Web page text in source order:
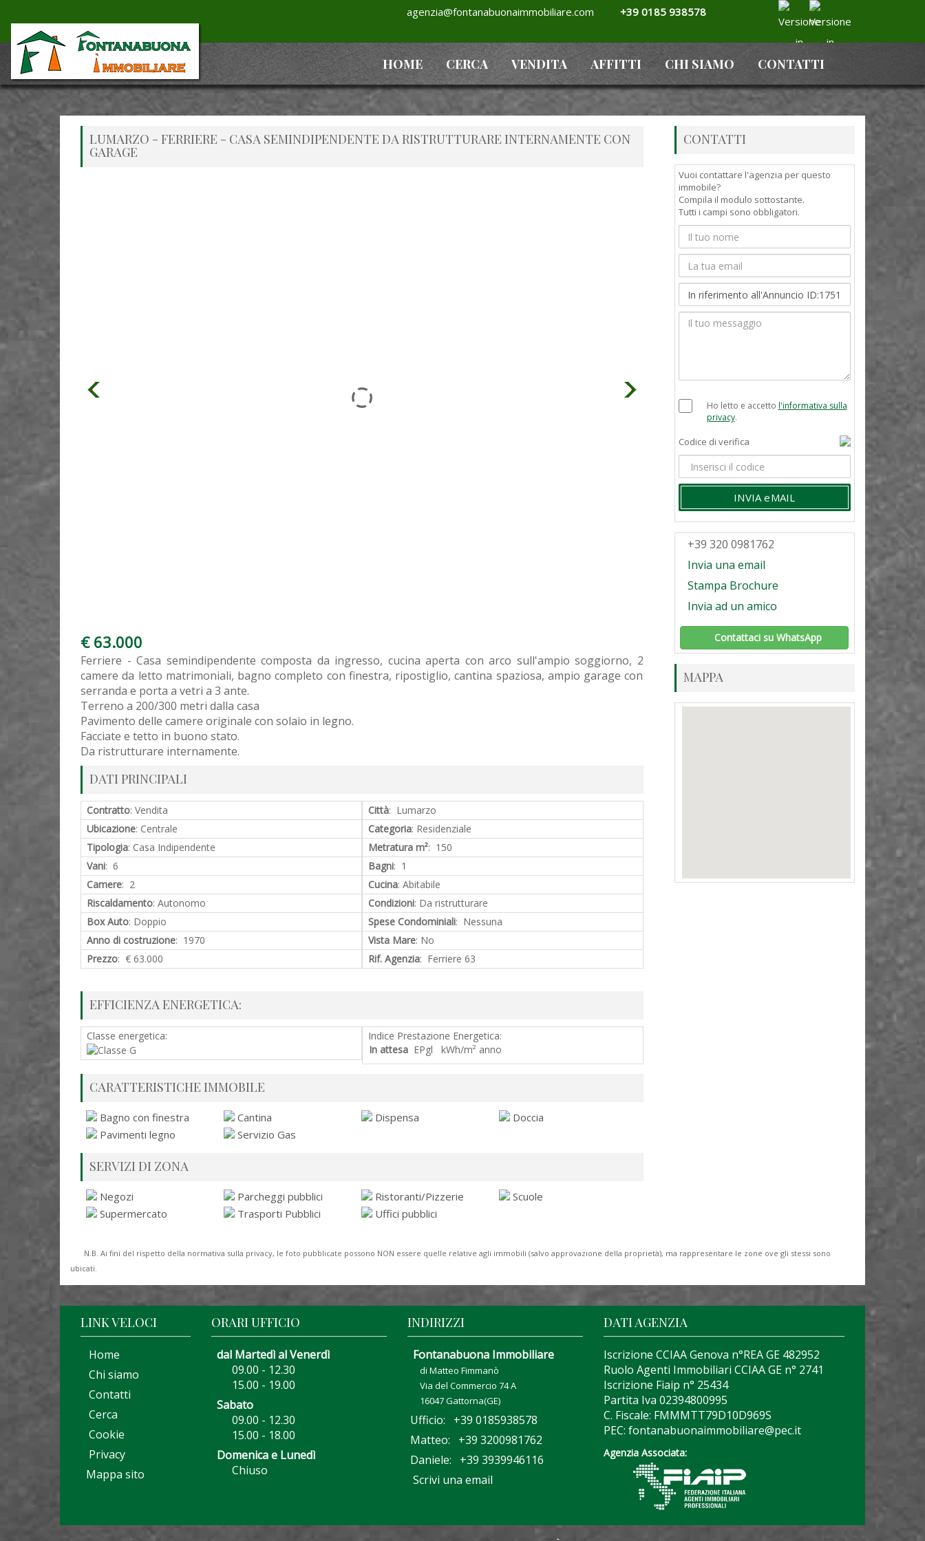
agenzia@fontanabuonaimmobiliare.com +39 0185 938578
HOME CERCA VENDITA AFFITTI CHI SIAMO CONTATTI
LUMARZO - FERRIERE - CASA SEMINDIPENDENTE DA RISTRUTTURARE INTERNAMENTE CON
GARAGE
€ 63.000
Ferriere - Casa semindipendente composta da ingresso, cucina aperta con arco sull'ampio soggiorno, 2
camere da letto matrimoniali, bagno completo con finestra, ripostiglio, cantina spaziosa, ampio garage con
serranda e porta a vetri a 3 ante.
Terreno a 200/300 metri dalla casa
Pavimento delle camere originale con solaio in legno.
Facciate e tetto in buono stato.
Da ristrutturare internamente.
DATI PRINCIPALI
Contratto: Vendita Città: Lumarzo
Ubicazione: Centrale Categoria: Residenziale
Tipologia: Casa Indipendente Metratura m²: 150
Vani: 6 Bagni: 1
Camere: 2 Cucina: Abitabile
Riscaldamento: Autonomo Condizioni: Da ristrutturare
Box Auto: Doppio Spese Condominiali: Nessuna
Anno di costruzione: 1970 Vista Mare: No
Prezzo: € 63.000 Rif. Agenzia: Ferriere 63
EFFICIENZA ENERGETICA:
Classe energetica:
Indice Prestazione Energetica:
In attesaEPgl kWh/m² anno
CARATTERISTICHE IMMOBILE
Bagno con finestra Cantina Dispensa
Doccia
Pavimenti legno
Servizio Gas
SERVIZI DI ZONA
Negozi Parcheggi pubblici Ristoranti/Pizzerie
Scuole
Supermercato
Trasporti Pubblici Uffici pubblici
CONTATTI
Vuoi contattare l'agenzia per questo
immobile?
Compila il modulo sottostante.
Tutti i campi sono obbligatori.
Ho letto e accetto l'informativa sulla
privacy.
Codice di verifica
INVIA eMAIL
+39 320 0981762
Invia una email
Stampa Brochure
Invia ad un amico
Contattaci su WhatsApp
MAPPA
N.B. Ai fini del rispetto della normativa sulla privacy, le foto pubblicate possono NON essere quelle relative agli immobili (salvo approvazione della proprietà), ma rappresentare le zone ove gli stessi sono
ubicati.
LINK VELOCI
Home
Chi siamo
Contatti
Cerca
Cookie
Privacy
Mappa sito
ORARI UFFICIO
dal Martedì al Venerdì
09.00 - 12.30
15.00 - 19.00
Sabato
09.00 - 12.30
15.00 - 18.00
Domenica e Lunedì
Chiuso
INDIRIZZI
Fontanabuona Immobiliare
di Matteo Fimmanò
Via del Commercio 74 A
16047 Gattorna(GE)
Ufficio: +39 0185938578
Matteo: +39 3200981762
Daniele: +39 3939946116
Scrivi una email
DATI AGENZIA
Iscrizione CCIAA Genova n°REA GE 482952
Ruolo Agenti Immobiliari CCIAA GE n° 2741
Iscrizione Fiaip n° 25434
Partita Iva 02394800995
C. Fiscale: FMMMTT79D10D969S
PEC: fontanabuonaimmobiliare@pec.it
Agenzia Associata: